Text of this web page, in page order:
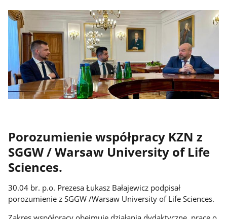
Porozumienie współpracy KZN z
SGGW / Warsaw University of Life
Sciences.
30.04 br. p.o. Prezesa Łukasz Bałajewicz podpisał
porozumienie z SGGW /Warsaw University of Life Sciences.